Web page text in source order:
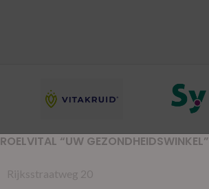
ROELVITAL “UW GEZONDHEIDSWINKEL”
Rijksstraatweg 20